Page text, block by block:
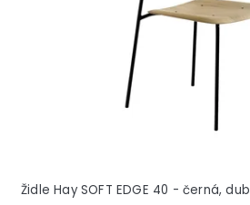
Židle Hay SOFT EDGE 40 - černá, dub